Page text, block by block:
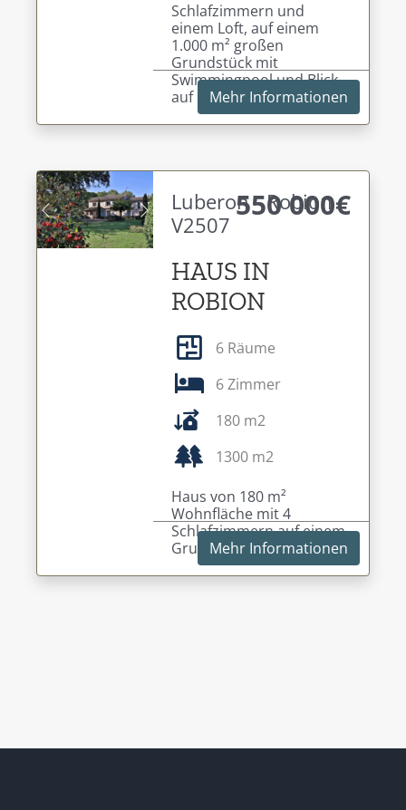
Schlafzimmern und
einem Loft, auf einem
1.000 m² großen
Grundstück mit
Swimmingpool und Blick
auf den Luberon.
Mehr Informationen
Previous Next
Luberon - Robion -
V2507
550 000€
HAUS IN
ROBION
6 Räume
6 Zimmer
180 m2
1300 m2
Haus von 180 m²
Wohnfläche mit 4
Schlafzimmern auf einem
Grundstück von 1300 m².
Mehr Informationen